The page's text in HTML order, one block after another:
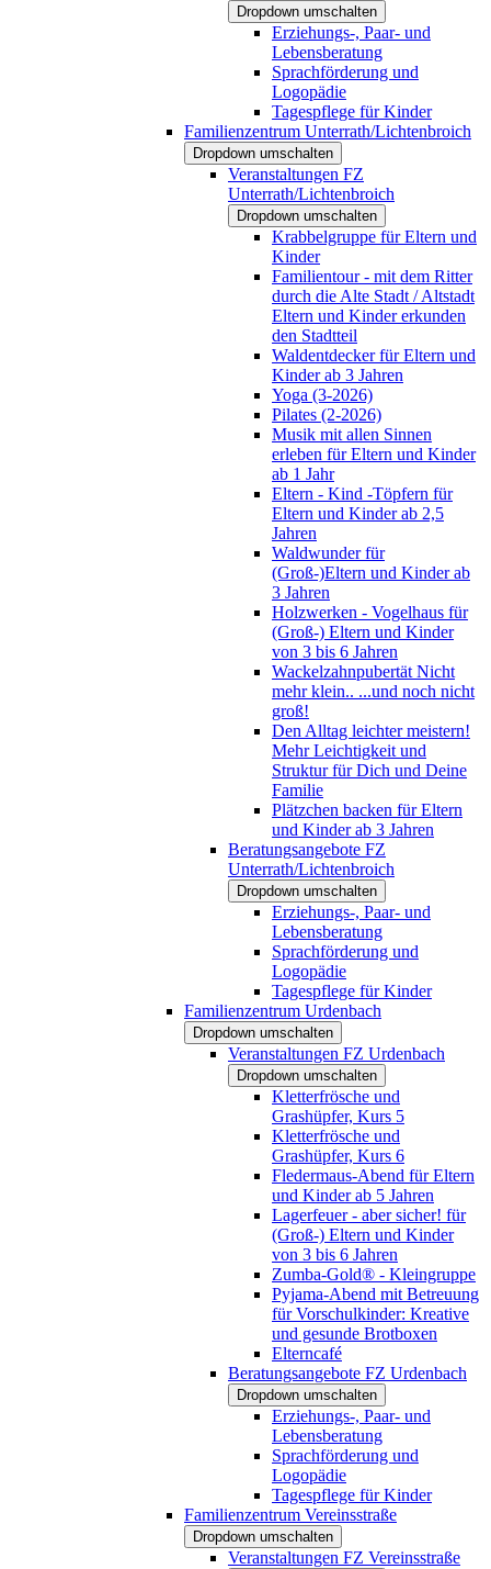
Dropdown umschalten
Erziehungs-, Paar- und
Lebensberatung
Sprachförderung und
Logopädie
Tagespflege für Kinder
Familienzentrum Unterrath/Lichtenbroich
Dropdown umschalten
Veranstaltungen FZ
Unterrath/Lichtenbroich
Dropdown umschalten
Krabbelgruppe für Eltern und
Kinder
Familientour - mit dem Ritter
durch die Alte Stadt / Altstadt
Eltern und Kinder erkunden
den Stadtteil
Waldentdecker für Eltern und
Kinder ab 3 Jahren
Yoga (3-2026)
Pilates (2-2026)
Musik mit allen Sinnen
erleben für Eltern und Kinder
ab 1 Jahr
Eltern - Kind -Töpfern für
Eltern und Kinder ab 2,5
Jahren
Waldwunder für
(Groß-)Eltern und Kinder ab
3 Jahren
Holzwerken - Vogelhaus für
(Groß-) Eltern und Kinder
von 3 bis 6 Jahren
Wackelzahnpubertät Nicht
mehr klein.. ...und noch nicht
groß!
Den Alltag leichter meistern!
Mehr Leichtigkeit und
Struktur für Dich und Deine
Familie
Plätzchen backen für Eltern
und Kinder ab 3 Jahren
Beratungsangebote FZ
Unterrath/Lichtenbroich
Dropdown umschalten
Erziehungs-, Paar- und
Lebensberatung
Sprachförderung und
Logopädie
Tagespflege für Kinder
Familienzentrum Urdenbach
Dropdown umschalten
Veranstaltungen FZ Urdenbach
Dropdown umschalten
Kletterfrösche und
Grashüpfer, Kurs 5
Kletterfrösche und
Grashüpfer, Kurs 6
Fledermaus-Abend für Eltern
und Kinder ab 5 Jahren
Lagerfeuer - aber sicher! für
(Groß-) Eltern und Kinder
von 3 bis 6 Jahren
Zumba-Gold® - Kleingruppe
Pyjama-Abend mit Betreuung
für Vorschulkinder: Kreative
und gesunde Brotboxen
Elterncafé
Beratungsangebote FZ Urdenbach
Dropdown umschalten
Erziehungs-, Paar- und
Lebensberatung
Sprachförderung und
Logopädie
Tagespflege für Kinder
Familienzentrum Vereinsstraße
Dropdown umschalten
Veranstaltungen FZ Vereinsstraße